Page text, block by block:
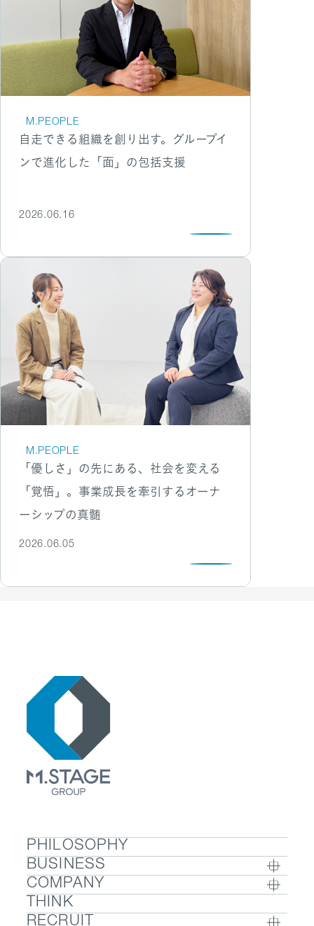
M.PEOPLE
自走できる組織を創り出す。グループイ
ンで進化した「面」の包括支援
2026.06.16
M.PEOPLE
「優しさ」の先にある、社会を変える
「覚悟」。事業成長を牽引するオーナ
ーシップの真髄
2026.06.05
PHILOSOPHY
BUSINESS
BUSINESS TOP
- ウェルビーイング
COMPANY
COMPANY TOP / グループ代表挨拶・会社概
THINK
RECRUIT